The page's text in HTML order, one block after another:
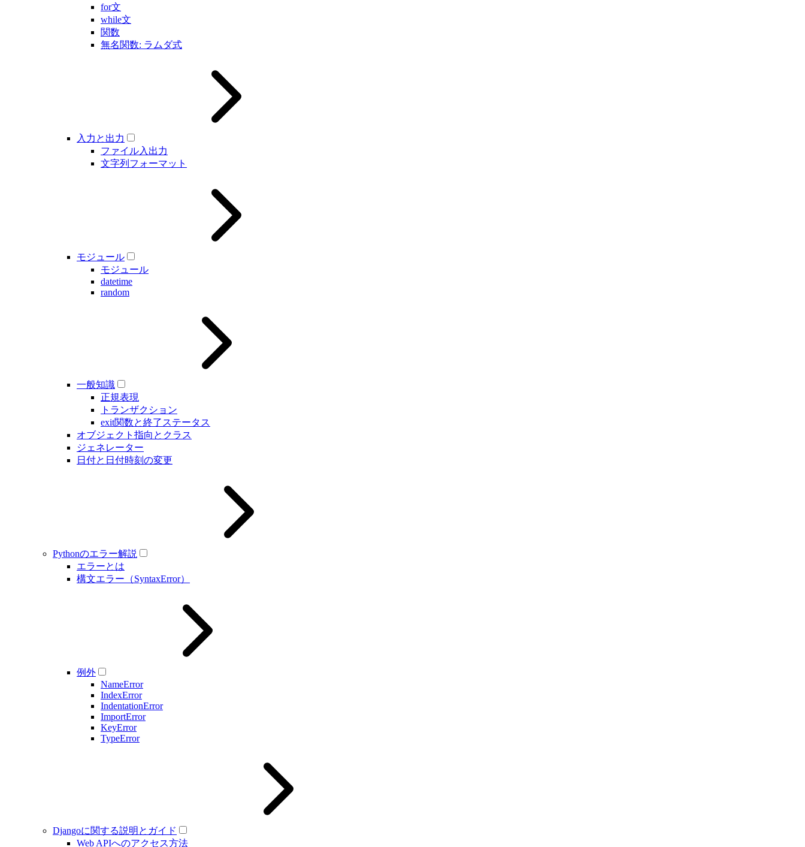
for文
while文
関数
無名関数: ラムダ式
入力と出力
ファイル入出力
文字列フォーマット
モジュール
モジュール
datetime
random
一般知識
正規表現
トランザクション
exit関数と終了ステータス
オブジェクト指向とクラス
ジェネレーター
日付と日付時刻の変更
Pythonのエラー解説
エラーとは
構文エラー（SyntaxError）
例外
NameError
IndexError
IndentationError
ImportError
KeyError
TypeError
Djangoに関する説明とガイド
Web APIへのアクセス方法